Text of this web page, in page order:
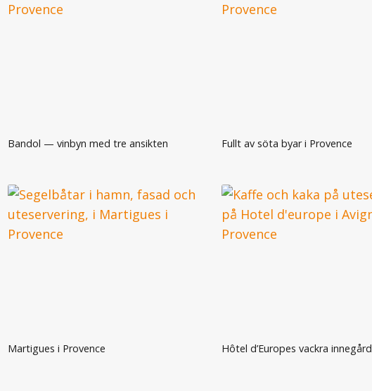
Bandol — vinbyn med tre ansikten Fullt av söta byar i Provence
Martigues i Provence Hôtel d’Europes vackra innegård